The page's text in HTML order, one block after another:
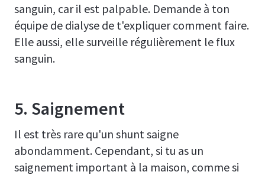
sanguin, car il est palpable. Demande à ton
équipe de dialyse de t'expliquer comment faire.
Elle aussi, elle surveille régulièrement le flux
sanguin.
5. Saignement
Il est très rare qu'un shunt saigne
abondamment. Cependant, si tu as un
saignement important à la maison, comme si